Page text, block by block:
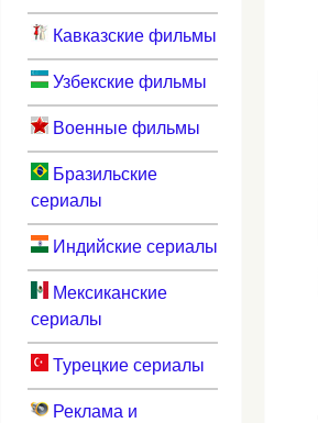
Кавказские фильмы
Узбекские фильмы
Военные фильмы
Бразильские
сериалы
Индийские сериалы
Мексиканские
сериалы
Турецкие сериалы
Реклама и